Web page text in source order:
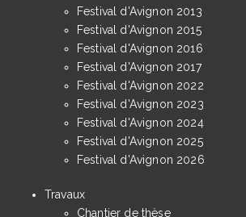
Festival d'Avignon 2013
Festival d'Avignon 2015
Festival d'Avignon 2016
Festival d'Avignon 2017
Festival d'Avignon 2022
Festival d'Avignon 2023
Festival d'Avignon 2024
Festival d'Avignon 2025
Festival d'Avignon 2026
Travaux
Chantier de thèse